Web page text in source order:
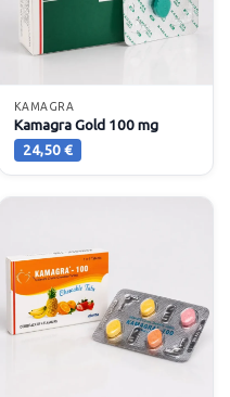
KAMAGRA
Kamagra Gold 100 mg
24,50€